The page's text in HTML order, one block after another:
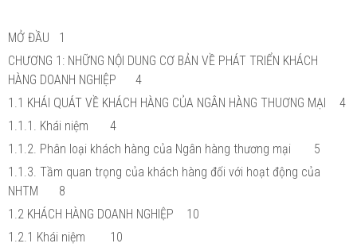
MỞ ĐẦU
1
CHƯƠNG 1: NHỮNG NỘI DUNG CƠ BẢN VỀ PHÁT TRIỂN KHÁCH
HÀNG DOANH NGHIỆP
4
1.1 KHÁI QUÁT VỀ KHÁCH HÀNG CỦA NGÂN HÀNG THUƠNG MẠI
4
1.1.1. Khái niệm
4
1.1.2. Phân loại khách hàng của Ngân hàng thương mại
5
1.1.3. Tầm quan trọng của khách hàng đối với hoạt động của
NHTM
8
1.2 KHÁCH HÀNG DOANH NGHIỆP
10
1.2.1 Khái niệm
10